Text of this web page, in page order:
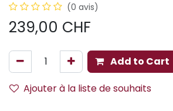
(0 avis)
239,00 CHF
Add to Cart
Ajouter à la liste de souhaits